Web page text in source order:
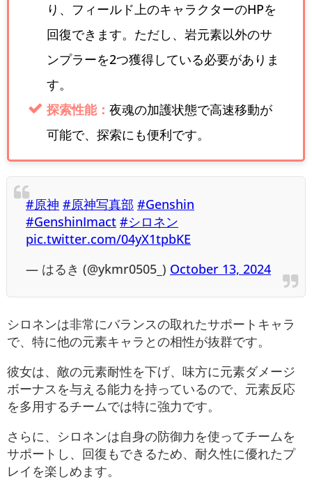
り、フィールド上のキャラクターのHPを
回復できます。ただし、岩元素以外のサ
ンプラーを2つ獲得している必要がありま
す。
探索性能： 夜魂の加護状態で高速移動が
可能で、探索にも便利です。
#原神 #原神写真部 #Genshin
#GenshinImact #シロネン
pic.twitter.com/04yX1tpbKE
— はるき (@ykmr0505_) October 13, 2024
シロネンは非常にバランスの取れたサポートキャラ
で、特に他の元素キャラとの相性が抜群です。
彼女は、敵の元素耐性を下げ、味方に元素ダメージ
ボーナスを与える能力を持っているので、元素反応
を多用するチームでは特に強力です。
さらに、シロネンは自身の防御力を使ってチームを
サポートし、回復もできるため、耐久性に優れたプ
レイを楽しめます。